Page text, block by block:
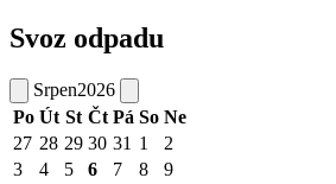
Svoz odpadu
Srpen2026
Po Út St Čt Pá So Ne
27 28 29 30 31 1
2
3
4 5 6 7 8
9